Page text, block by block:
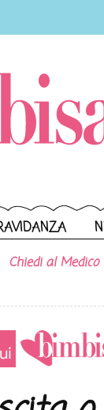
Chiedi al Medico